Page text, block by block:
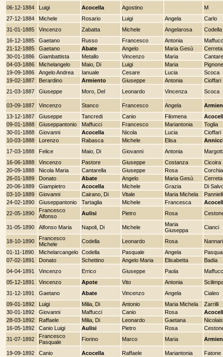
06-12-1884
Luigi Acocella Agostino
M
27-12-1884
Michele Rosario Luigi Angela
Carlo
31-01-1885
Vincenzo Zabatta Michele Angelarosa
Codella
16-12-1885
Gaetano Russo Francesco Antonia
21-12-1885
Gaetano Abate Angelo Maria Gesù
Cerreta
30-01-1886
Giambattista Metallo Vincenzo Maria
04-03-1886
Michelangelo Maio, Di Luigi Maria
Pignone
19-09-1886
Angelo Andrea Ianuale Cesare Lucia
Scoca
19-02-1887
Berardino Armiento Giuseppe Antonia
Cioffari
21-03-1887
Giuseppe Moro, Del Leonardo Vincenza Scoca
03-09-1887 Vincenzo Stanco Francesco Angela
13-12-1887
Giuseppe Tancredi Canio Filomena
09-01-1888
Giuseppantonio Maffucci Francesco Mariantonia
Toglia
30-01-1888
Giovanni Acocella Nicola Lucia
Cioffari
10-03-1888
Lorenzo Rabasca Michele Elisa
17-03-1888
Felice Maio, Di Giovanni Antonia
16-06-1888
Vincenzo Pastore Giuseppe Costanza
Cicoira
20-09-1888
Nicola Maria Cantarella Giuseppe Rosa
Corchia
26-01-1889
Donato Abate Angelo Maria Gesù
Cerreta
20-06-1889
Giampietro Acocella Michele Grazia
Di
03-10-1889
Giovanni Cairano, Di Vitale Maria Michela
24-02-1890
Giuseppantonio Tartaglia Michele Francesca
22-05-1890
Francesco
Alfonso
Aulisi Pietro Rosa
31-05-1890 Alfonso Maria Napoli, Di Michele
Maria
Giuseppa
Cianci
18-10-1890
Francesco
Michele
Codella Leonardo Rosa
01-11-1890
Michelarcangelo Codella Pasquale Angela
07-02-1891
Donato Schettino Angelo Maria Elisabetta
Badia
04-04-1891
Vincenzo Errico Giuseppe Paola
05-12-1891
Vincenzo Apote Vito Antonia
31-12-1891
Gaetano Abate Vincenzo Angela
Cialeo
09-01-1892
Luigi Milia, Di Antonio Maria Michela
Zarrilli
30-01-1892
Giovanni Maffucci Canio Rosa
28-03-1892
Raffaele Milia, Di Leonardo Gaetana
Nicolais
16-05-1892
Canio Luigi Aulisi Pietro Rosa
31-07-1892
Francesco
Pasquale
Fiorino Marco Maria
19-09-1892 Canio Acocella Raffaele Mariantonia
Fatone